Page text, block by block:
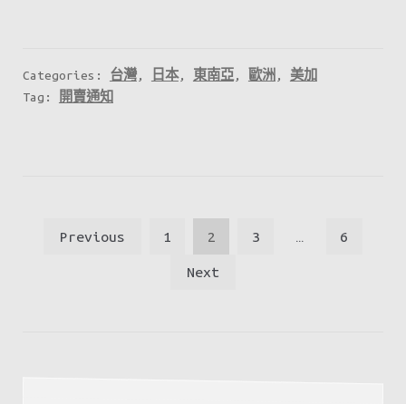
記
Categories: 台灣, 日本, 東南亞, 歐洲 , 美加
Tag:
開賣通知
Previous 1 2 3 6
Next